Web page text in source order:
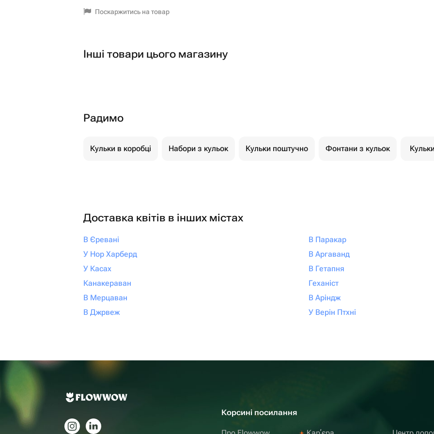
Поскаржитись на товар
Інші товари цього магазину
Радимо
Кульки в коробці Набори з кульок Кульки поштучно Фонтани з кульок
Доставка квітів в інших містах
В Єревані
У Нор Харберд
У Касах
Канакераван
В Мерцаван
В Джрвеж
В Паракар
В Аргаванд
В Гетапня
Геханіст
В Аріндж
У Верін Птхні
Корсині посилання